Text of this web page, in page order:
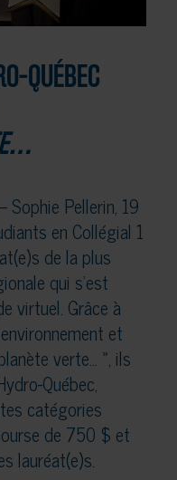
QUÉBEC
Pellerin, 19
en Collégial 1
de la plus
qui s’est
virtuel. Grâce à
et
verte… », ils
Québec,
catégories
de 750 $ et
lauréat(e)s.